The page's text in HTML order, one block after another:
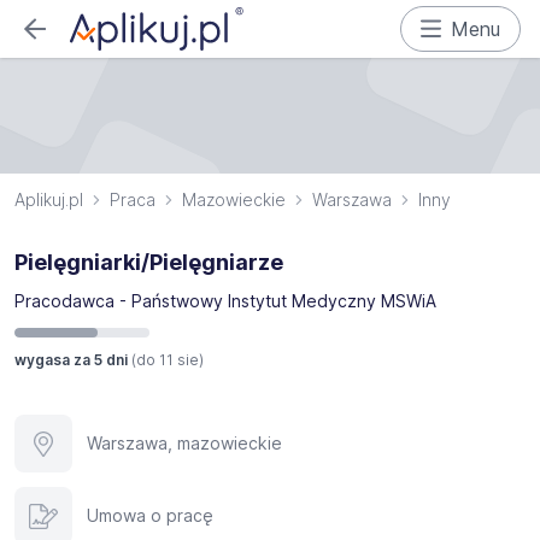
Menu
Aplikuj.pl Praca Mazowieckie Warszawa Inny
Pielęgniarki/Pielęgniarze
Pracodawca - Państwowy Instytut Medyczny MSWiA
wygasa za 5 dni (do 11 sie)
Warszawa, mazowieckie
Umowa o pracę